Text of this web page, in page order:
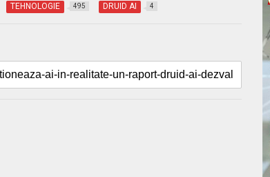
TEHNOLOGIE 495 DRUID AI 4